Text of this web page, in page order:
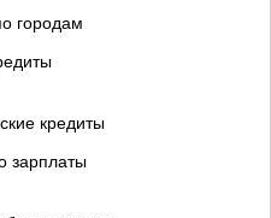
городам
кредиты
зарплаты